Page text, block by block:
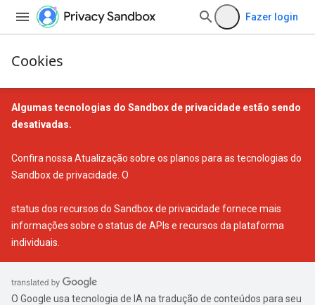
Fazer login
Cookies
Algumas tecnologias do Sandbox de privacidade estão sendo
desativadas.
Confira nossa Atualização sobre os planos para as tecnologias do
Sandbox de privacidade . O
status dos recursos do Sandbox de privacidade fornece mais
informações sobre o status de APIs e recursos da plataforma
individuais.
O Google usa tecnologia de IA na tradução de conteúdos para seu